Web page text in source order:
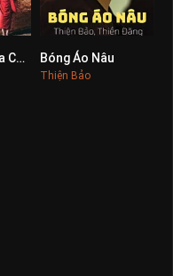
0
Hang Động Của Các Lạt Ma Bóng Áo Nâu
Thiện Bảo